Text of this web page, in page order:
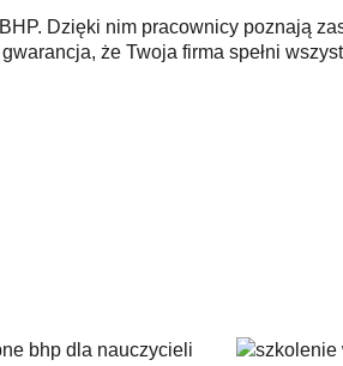
Dzięki nim pracownicy poznają
że Twoja firma spełni